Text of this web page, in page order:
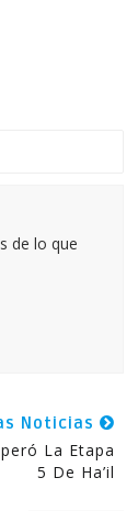
de lo que
Noticias
La Etapa
5 De Ha’il